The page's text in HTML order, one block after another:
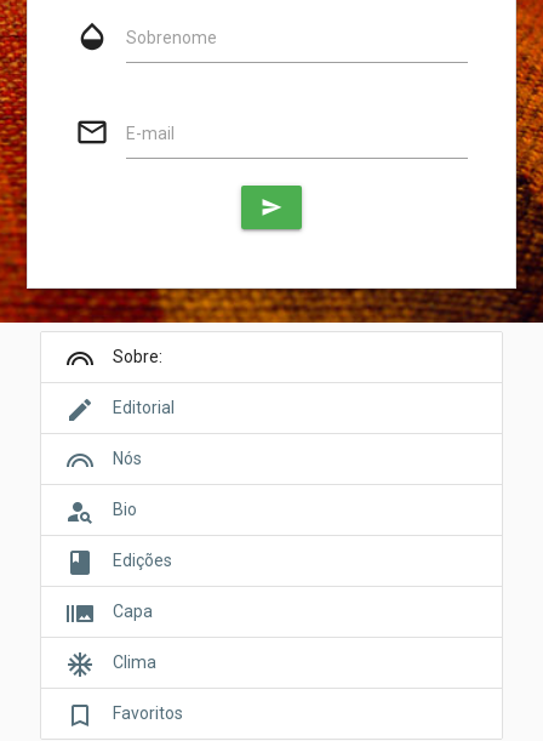
opacity Sobrenome
mail_outline E-mail
send
looks Sobre:
edit Editorial
looks Nós
person_search Bio
book Edições
burst_mode Capa
ac_unit Clima
bookmark_border Favoritos